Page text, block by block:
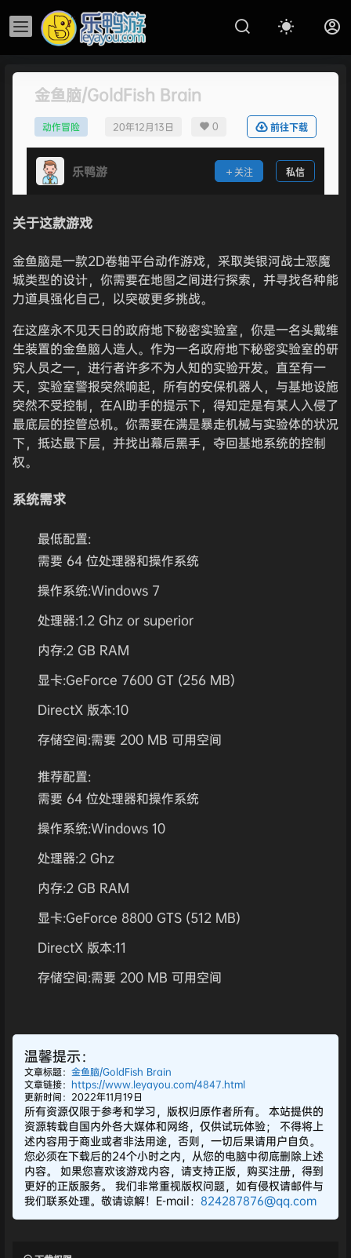
金鱼脑/GoldFish Brain
动作冒险 20年12月13日 0 前往下载
乐鸭游 关注 私信
关于这款游戏
金鱼脑是一款2D卷轴平台动作游戏，采取类银河战士恶魔
城类型的设计，你需要在地图之间进行探索，并寻找各种能
力道具强化自己，以突破更多挑战。
在这座永不见天日的政府地下秘密实验室，你是一名头戴维
生装置的金鱼脑人造人。作为一名政府地下秘密实验室的研
究人员之一，进行者许多不为人知的实验开发。直至有一
天，实验室警报突然响起，所有的安保机器人，与基地设施
突然不受控制，在AI助手的提示下，得知定是有某人入侵了
最底层的控管总机。你需要在满是暴走机械与实验体的状况
下，抵达最下层，并找出幕后黑手，夺回基地系统的控制
权。
系统需求
最低配置:
需要 64 位处理器和操作系统
操作系统:Windows 7
处理器:1.2 Ghz or superior
内存:2 GB RAM
显卡:GeForce 7600 GT (256 MB)
DirectX 版本:10
存储空间:需要 200 MB 可用空间
推荐配置:
需要 64 位处理器和操作系统
操作系统:Windows 10
处理器:2 Ghz
内存:2 GB RAM
显卡:GeForce 8800 GTS (512 MB)
DirectX 版本:11
存储空间:需要 200 MB 可用空间
温馨提示：
文章标题： 金鱼脑/GoldFish Brain
文章链接： https://www.leyayou.com/4847.html
更新时间：2022年11月19日
所有资源仅限于参考和学习，版权归原作者所有。 本站提供的
资源转载自国内外各大媒体和网络，仅供试玩体验； 不得将上
述内容用于商业或者非法用途，否则，一切后果请用户自负。
您必须在下载后的24个小时之内，从您的电脑中彻底删除上述
内容。 如果您喜欢该游戏内容，请支持正版，购买注册，得到
更好的正版服务。 我们非常重视版权问题，如有侵权请邮件与
我们联系处理。敬请谅解！E-mail： 824287876@qq.com